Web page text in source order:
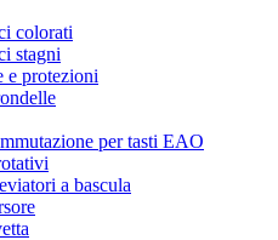
colorati
stagni
e protezioni
per tasti EAO
a bascula